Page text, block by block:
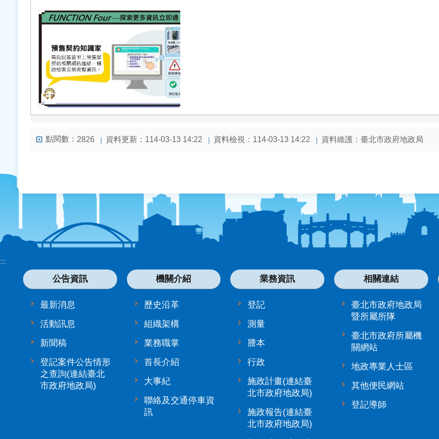
點閱數： 2826 資料更新：114-03-13 14:22 資料檢視：114-03-13 14:22 資料維護：臺北市政府地政局
:::
公告資訊
最新消息
活動訊息
新聞稿
登記案件公告情形
之查詢(連結臺北
市政府地政局)
機關介紹
歷史沿革
組織架構
業務職掌
首長介紹
大事紀
聯絡及交通停車資
訊
業務資訊
登記
測量
謄本
行政
施政計畫(連結臺
北市政府地政局)
施政報告(連結臺
北市政府地政局)
相關連結
臺北市政府地政局
暨所屬所隊
臺北市政府所屬機
關網站
地政專業人士區
其他便民網站
登記導師